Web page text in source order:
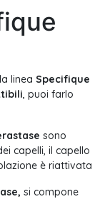
linea Specifique
, puoi farlo
sono
capelli, il capello
è riattivata
si compone